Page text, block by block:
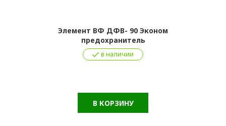
Элемент ВФ ДФВ- 90 Эконом
предохранитель
в наличии
В КОРЗИНУ